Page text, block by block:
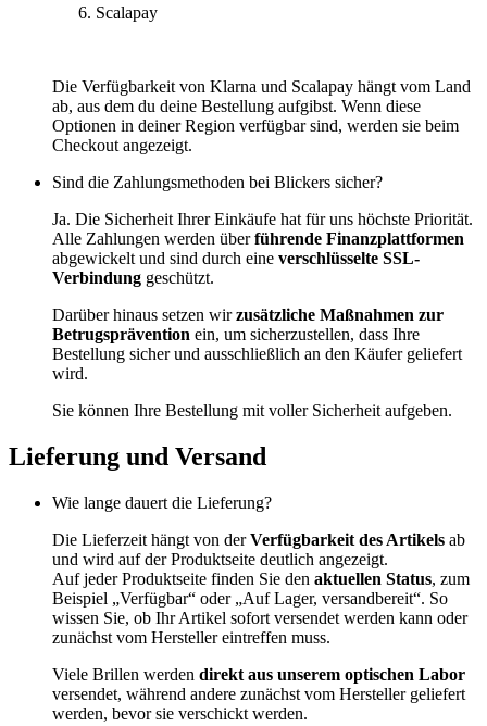
Scalapay
Die Verfügbarkeit von Klarna und Scalapay hängt vom Land
ab, aus dem du deine Bestellung aufgibst. Wenn diese
Optionen in deiner Region verfügbar sind, werden sie beim
Checkout angezeigt.
Sind die Zahlungsmethoden bei Blickers sicher?
Ja. Die Sicherheit Ihrer Einkäufe hat für uns höchste Priorität.
Alle Zahlungen werden überführende Finanzplattformen
abgewickelt und sind durch eine verschlüsselte SSL-
Verbindung geschützt.
Darüber hinaus setzen wirzusätzliche Maßnahmen zur
Betrugsprävention ein, um sicherzustellen, dass Ihre
Bestellung sicher und ausschließlich an den Käufer geliefert
wird.
Sie können Ihre Bestellung mit voller Sicherheit aufgeben.
Lieferung und Versand
Wie lange dauert die Lieferung?
Die Lieferzeit hängt von derVerfügbarkeit des Artikels ab
und wird auf der Produktseite deutlich angezeigt.
Auf jeder Produktseite finden Sie den aktuellen Status, zum
Beispiel „Verfügbar“ oder „Auf Lager, versandbereit“. So
wissen Sie, ob Ihr Artikel sofort versendet werden kann oder
zunächst vom Hersteller eintreffen muss.
Viele Brillen werden direkt aus unserem optischen Labor
versendet, während andere zunächst vom Hersteller geliefert
werden, bevor sie verschickt werden.